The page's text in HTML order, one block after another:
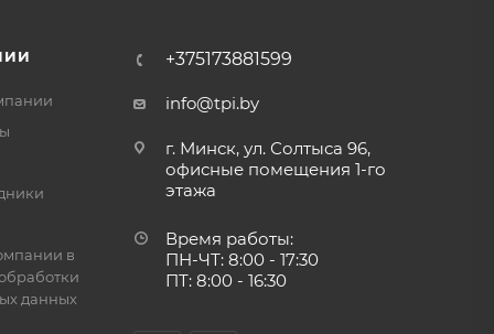
в
данных
+375173881599
info@tpi.by
г. Минск, ул. Солтыса 96,
офисные помещения 1-го
этажа
Время работы:
ПН-ЧТ: 8:00 - 17:30
ПТ: 8:00 - 16:30